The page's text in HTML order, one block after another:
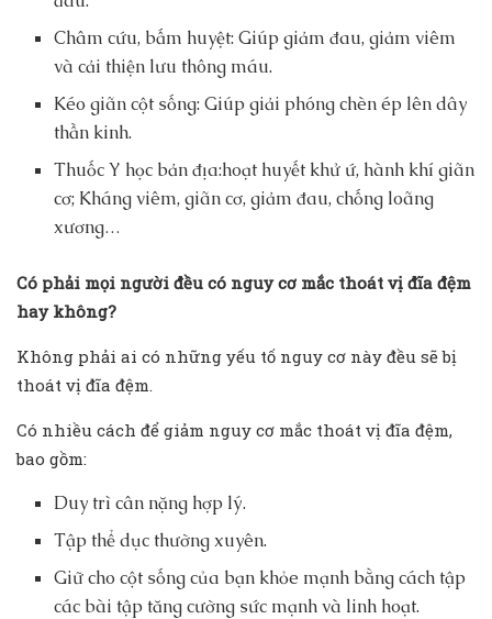
Châm cứu, bấm huyệt: Giúp giảm đau, giảm viêm
và cải thiện lưu thông máu.
Kéo giãn cột sống: Giúp giải phóng chèn ép lên dây
thần kinh.
Thuốc Y học bản địa:hoạt huyết khử ứ, hành khí giãn
cơ; Kháng viêm, giãn cơ, giảm đau, chống loãng
xương…
Có phải mọi người đều có nguy cơ mắc thoát vị đĩa đệm
hay không?
Không phải ai có những yếu tố nguy cơ này đều sẽ bị
thoát vị đĩa đệm.
Có nhiều cách để giảm nguy cơ mắc thoát vị đĩa đệm,
bao gồm:
Duy trì cân nặng hợp lý.
Tập thể dục thường xuyên.
Giữ cho cột sống của bạn khỏe mạnh bằng cách tập
các bài tập tăng cường sức mạnh và linh hoạt.